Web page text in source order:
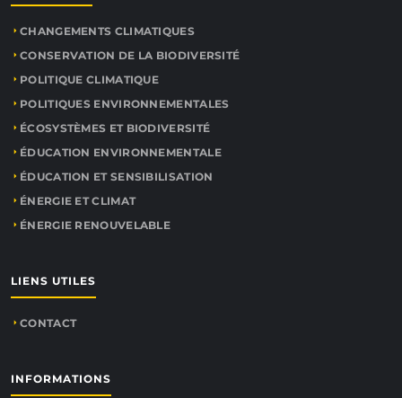
CHANGEMENTS CLIMATIQUES
CONSERVATION DE LA BIODIVERSITÉ
POLITIQUE CLIMATIQUE
POLITIQUES ENVIRONNEMENTALES
ÉCOSYSTÈMES ET BIODIVERSITÉ
ÉDUCATION ENVIRONNEMENTALE
ÉDUCATION ET SENSIBILISATION
ÉNERGIE ET CLIMAT
ÉNERGIE RENOUVELABLE
LIENS UTILES
CONTACT
INFORMATIONS